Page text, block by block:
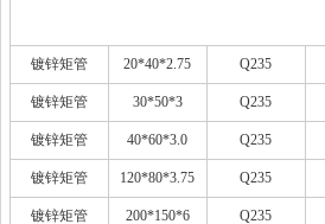
镀锌矩管 20*40*2.75 Q235
镀锌矩管 30*50*3 Q235
镀锌矩管 40*60*3.0 Q235
镀锌矩管 120*80*3.75 Q235
镀锌矩管 200*150*6 Q235